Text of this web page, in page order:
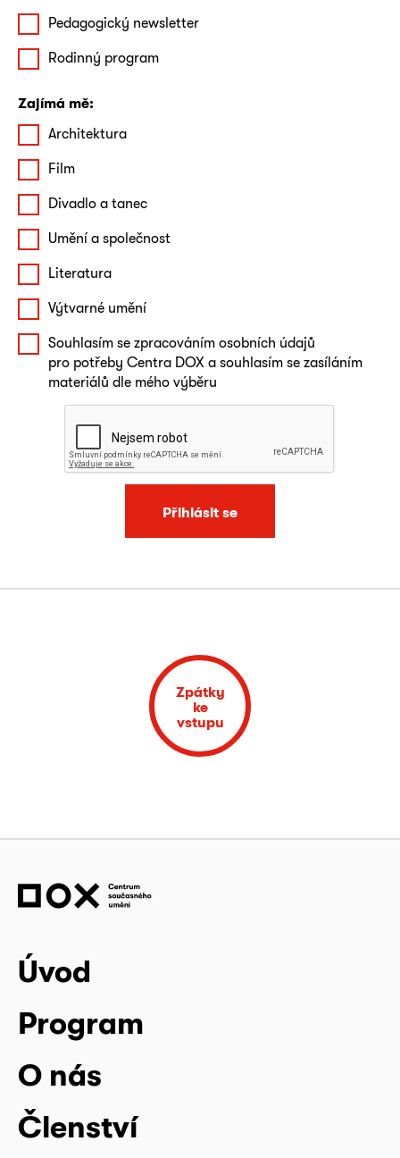
Pedagogický newsletter
Rodinný program
Zajímá mě:
Architektura
Film
Divadlo a tanec
Umění a společnost
Literatura
Výtvarné umění
Souhlasím se zpracováním osobních údajů
pro potřeby Centra DOX a souhlasím se zasíláním
materiálů dle mého výběru
Přihlásit se
Zpátky
ke
vstupu
Úvod
Program
O nás
Členství